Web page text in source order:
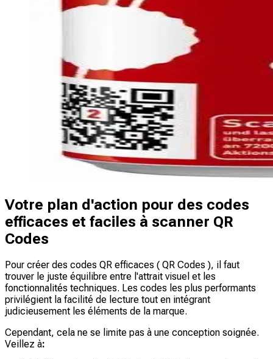
Votre plan d'action pour des codes
efficaces et faciles à scanner QR
Codes
Pour créer des codes QR efficaces ( QR Codes ), il faut
trouver le juste équilibre entre l'attrait visuel et les
fonctionnalités techniques. Les codes les plus performants
privilégient la facilité de lecture tout en intégrant
judicieusement les éléments de la marque.
Cependant, cela ne se limite pas à une conception soignée.
Veillez à: